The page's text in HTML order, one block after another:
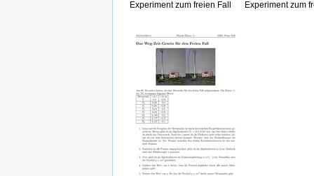
Experiment zum freien Fall Experiment zum